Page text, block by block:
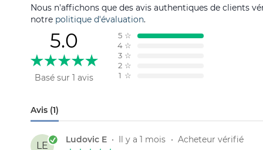
Nous n'affichons que des avis authentiques de clients
notre politique d'évaluation.
5.0
Basé sur 1 avis
5 ☆
4 ☆
3 ☆
2 ☆
1 ☆
Avis (1)
LE
Ludovic E • Il y a 1 mois • Acheteur vérifié